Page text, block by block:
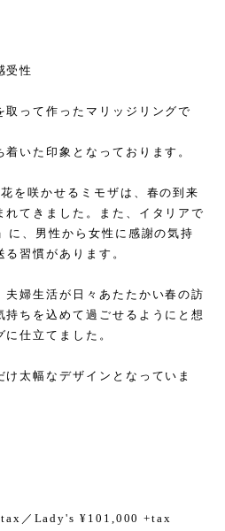
受性
って作ったマリッジリングで
いた印象となっております。
を咲かせるミモザは、春の到来
れてきました。また、イタリアで
に、男性から女性に感謝の気持
習慣があります。
夫婦生活が日々あたたかい春の訪
ちを込めて過ごせるようにと想
仕立てました。
太幅なデザインとなっていま
／Lady's ¥101,000 +tax